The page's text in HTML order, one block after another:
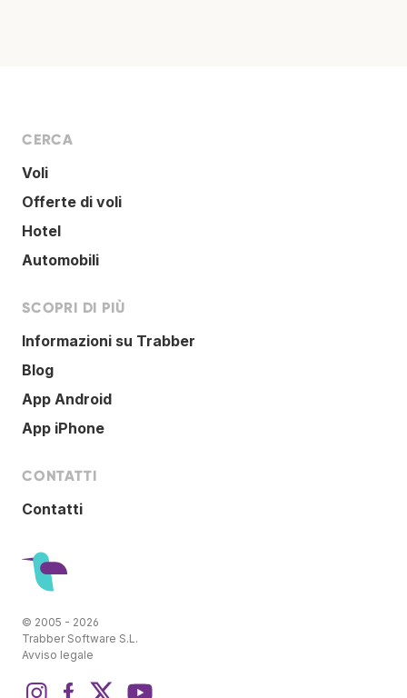
CERCA
Voli
Offerte di voli
Hotel
Automobili
SCOPRI DI PIÙ
Informazioni su Trabber
Blog
App Android
App iPhone
CONTATTI
Contatti
© 2005 - 2026
Trabber Software S.L.
Avviso legale